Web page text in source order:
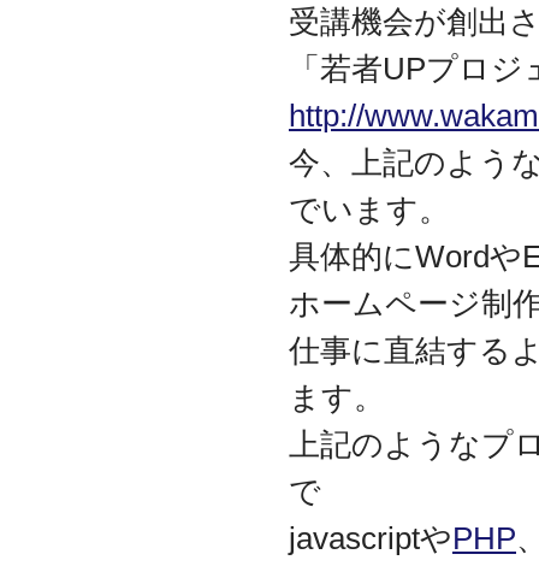
受講機会が創出
「若者UPプロ
http://
今、上記のよう
でいます。
具体的にWordや
ホームページ制
仕事に直結する
ます。
上記のようなプ
で
javascriptやPHP